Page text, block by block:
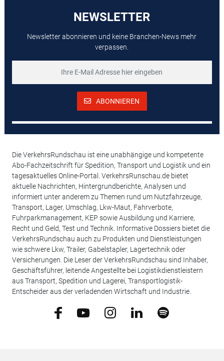
NEWSLETTER
Newsletter abonnieren und keine Branchen-News mehr
verpassen.
ABONNIEREN
Die VerkehrsRundschau ist eine unabhängige und kompetente
Abo-Fachzeitschrift für Spedition, Transport und Logistik und ein
tagesaktuelles Online-Portal. VerkehrsRunschau.de bietet
aktuelle Nachrichten, Hintergrundberichte, Analysen und
informiert unter anderem zu Themen rund um Nutzfahrzeuge,
Transport, Lager, Umschlag, Lkw-Maut, Fahrverbote,
Fuhrparkmanagement, KEP sowie Ausbildung und Karriere,
Recht und Geld, Test und Technik. Informative Dossiers bietet die
VerkehrsRundschau auch zu Produkten und Dienstleistungen
wie schwere Lkw, Trailer, Gabelstapler, Lagertechnik oder
Versicherungen. Die Leser der VerkehrsRundschau sind Inhaber,
Geschäftsführer, leitende Angestellte bei Logistikdienstleistern
aus Transport, Spedition und Lagerei, Transportlogistik-
Entscheider aus der verladenden Wirtschaft und Industrie.